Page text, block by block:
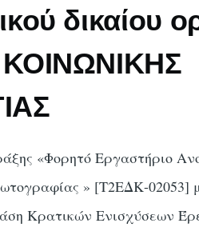
δικαίου
«Φορητό Εργαστήριο
» [Τ2ΕΔΚ-02053]
Κρατικών Ενισχύσεων